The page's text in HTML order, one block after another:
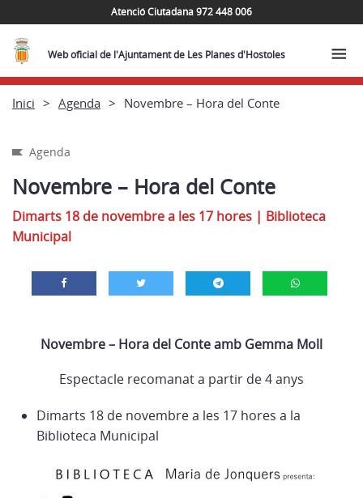
Atenció Ciutadana 972 448 006
Web oficial de l'Ajuntament de Les Planes d'Hostoles
Inici Agenda Novembre – Hora del Conte
Agenda
Novembre – Hora del Conte
Dimarts 18 de novembre a les 17 hores | Biblioteca
Municipal
Novembre – Hora del Conte amb Gemma Moll
Espectacle recomanat a partir de 4 anys
Dimarts 18 de novembre a les 17 hores a la
Biblioteca Municipal